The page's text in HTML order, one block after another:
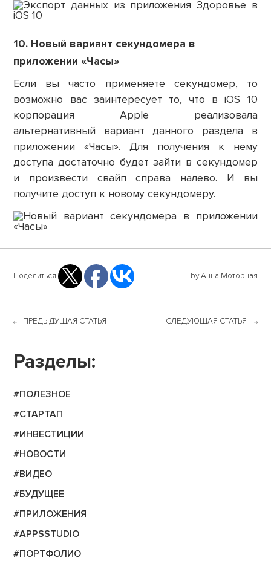
10. Новый вариант секундомера в
приложении «Часы»
Если вы часто применяете секундомер, то
возможно вас заинтересует то, что в iOS 10
корпорация Apple реализовала
альтернативный вариант данного раздела в
приложении «Часы». Для получения к нему
доступа достаточно будет зайти в секундомер
и произвести свайп справа налево. И вы
получите доступ к новому секундомеру.
Поделиться by Анна Моторная
ПРЕДЫДУЩАЯ СТАТЬЯ СЛЕДУЮЩАЯ СТАТЬЯ
Разделы:
#ПОЛЕЗНОЕ
#СТАРТАП
#ИНВЕСТИЦИИ
#НОВОСТИ
#ВИДЕО
#БУДУЩЕЕ
#ПРИЛОЖЕНИЯ
#APPSSTUDIO
#ПОРТФОЛИО